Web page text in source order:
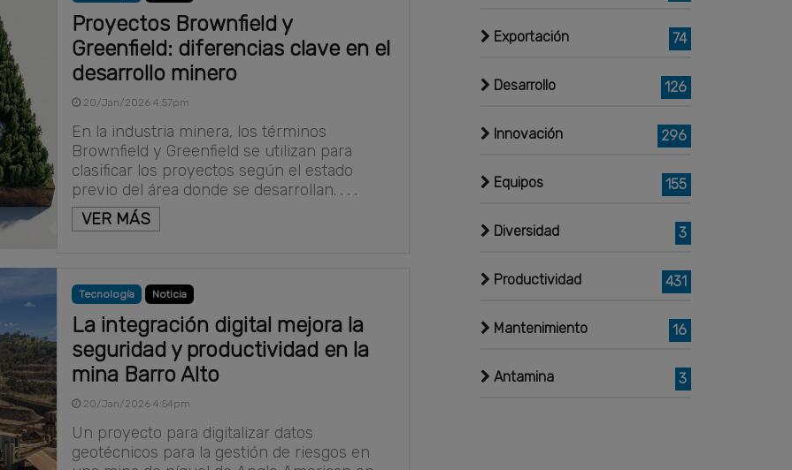
Proyectos Brownfield y
Greenfield: diferencias clave en el
desarrollo minero
20/Jan/2026 4:57pm
En la industria minera, los términos
Brownfield y Greenfield se utilizan para
clasificar los proyectos según el estado
previo del área donde se desarrollan. . . .
VER MÁS
Tecnología Noticia
La integración digital mejora la
seguridad y productividad en la
mina Barro Alto
20/Jan/2026 4:54pm
Un proyecto para digitalizar datos
geotécnicos para la gestión de riesgos en
Exportación 74
Desarrollo 126
Innovación 296
Equipos 155
Diversidad 3
Productividad 431
Mantenimiento 16
Antamina 3